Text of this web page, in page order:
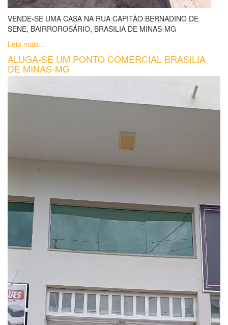
VENDE-SE UMA CASA NA RUA CAPITÃO BERNADINO DE
SENE, BAIRROROSÁRIO, BRASILIA DE MINAS-MG
Leia mais...
ALUGA-SE UM PONTO COMERCIAL BRASILIA
DE MINAS-MG